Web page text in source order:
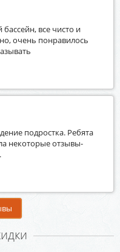
все чисто и
очень понравилось
подростка. Ребята
некоторые отзывы-